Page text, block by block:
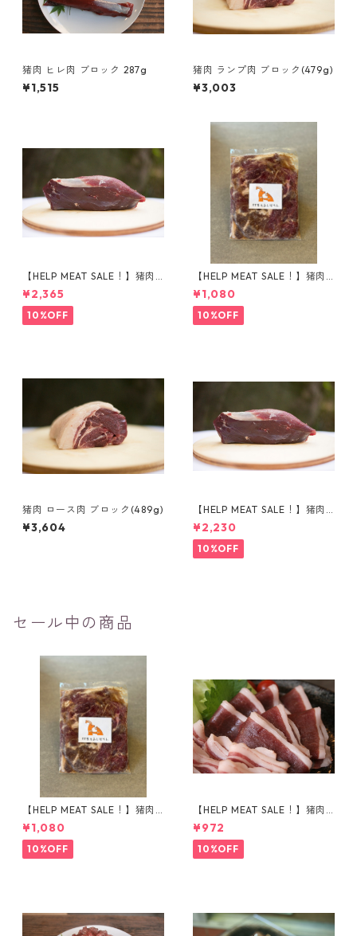
猪肉 ヒレ肉 ブロック 287g
¥1,515
猪肉 ランプ肉 ブロック(479g)
¥3,003
【HELP MEAT SALE！】猪肉
ももブロック（419g）
¥2,365
10%OFF
【HELP MEAT SALE！】猪肉
で作った対馬のソウルフード
『とんちゃん』
¥1,080
10%OFF
猪肉 ロース肉 ブロック(489g)
¥3,604
【HELP MEAT SALE！】猪肉
ももブロック（395g）
¥2,230
10%OFF
セール中の商品
【HELP MEAT SALE！】猪肉
で作った対馬のソウルフード
『とんちゃん』
¥1,080
10%OFF
【HELP MEAT SALE！】猪肉
モモ肉 スライス 150g
¥972
10%OFF